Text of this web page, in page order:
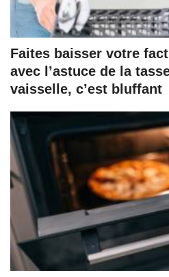
Faites baisser votre
avec l’astuce de la
vaisselle, c’est bluffant